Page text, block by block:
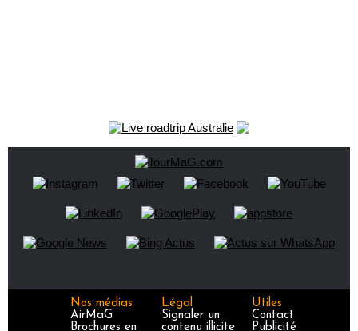
Nos médias
AirMaG
Brochures en
Légal
Signaler un
contenu illicite
Utiles
Contact
Publicité